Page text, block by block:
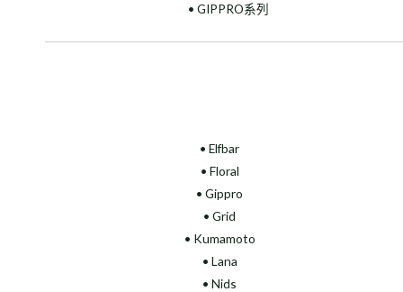
• GIPPRO系列
• Elfbar
• Floral
• Gippro
• Grid
• Kumamoto
• Lana
• Nids